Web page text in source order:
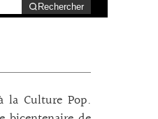
Rechercher
la Culture Pop.